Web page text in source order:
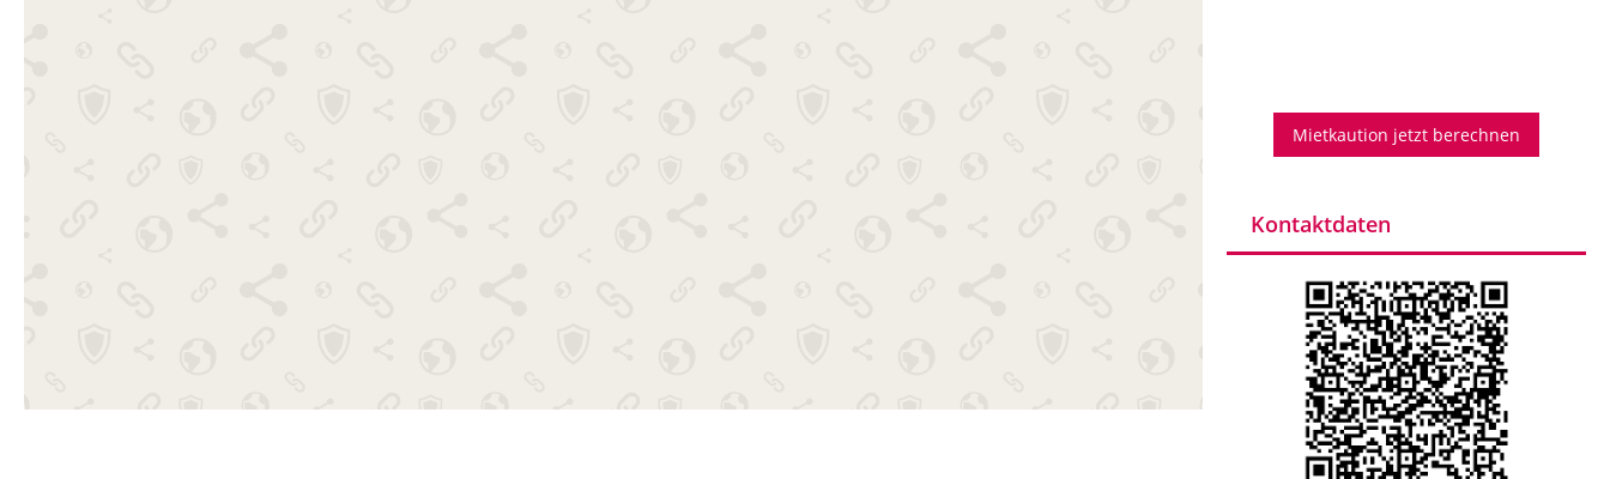
Mietkaution jetzt berechnen
Kontaktdaten